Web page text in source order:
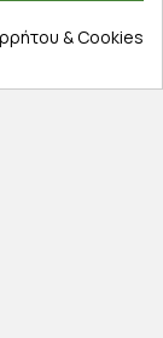
& Cookies